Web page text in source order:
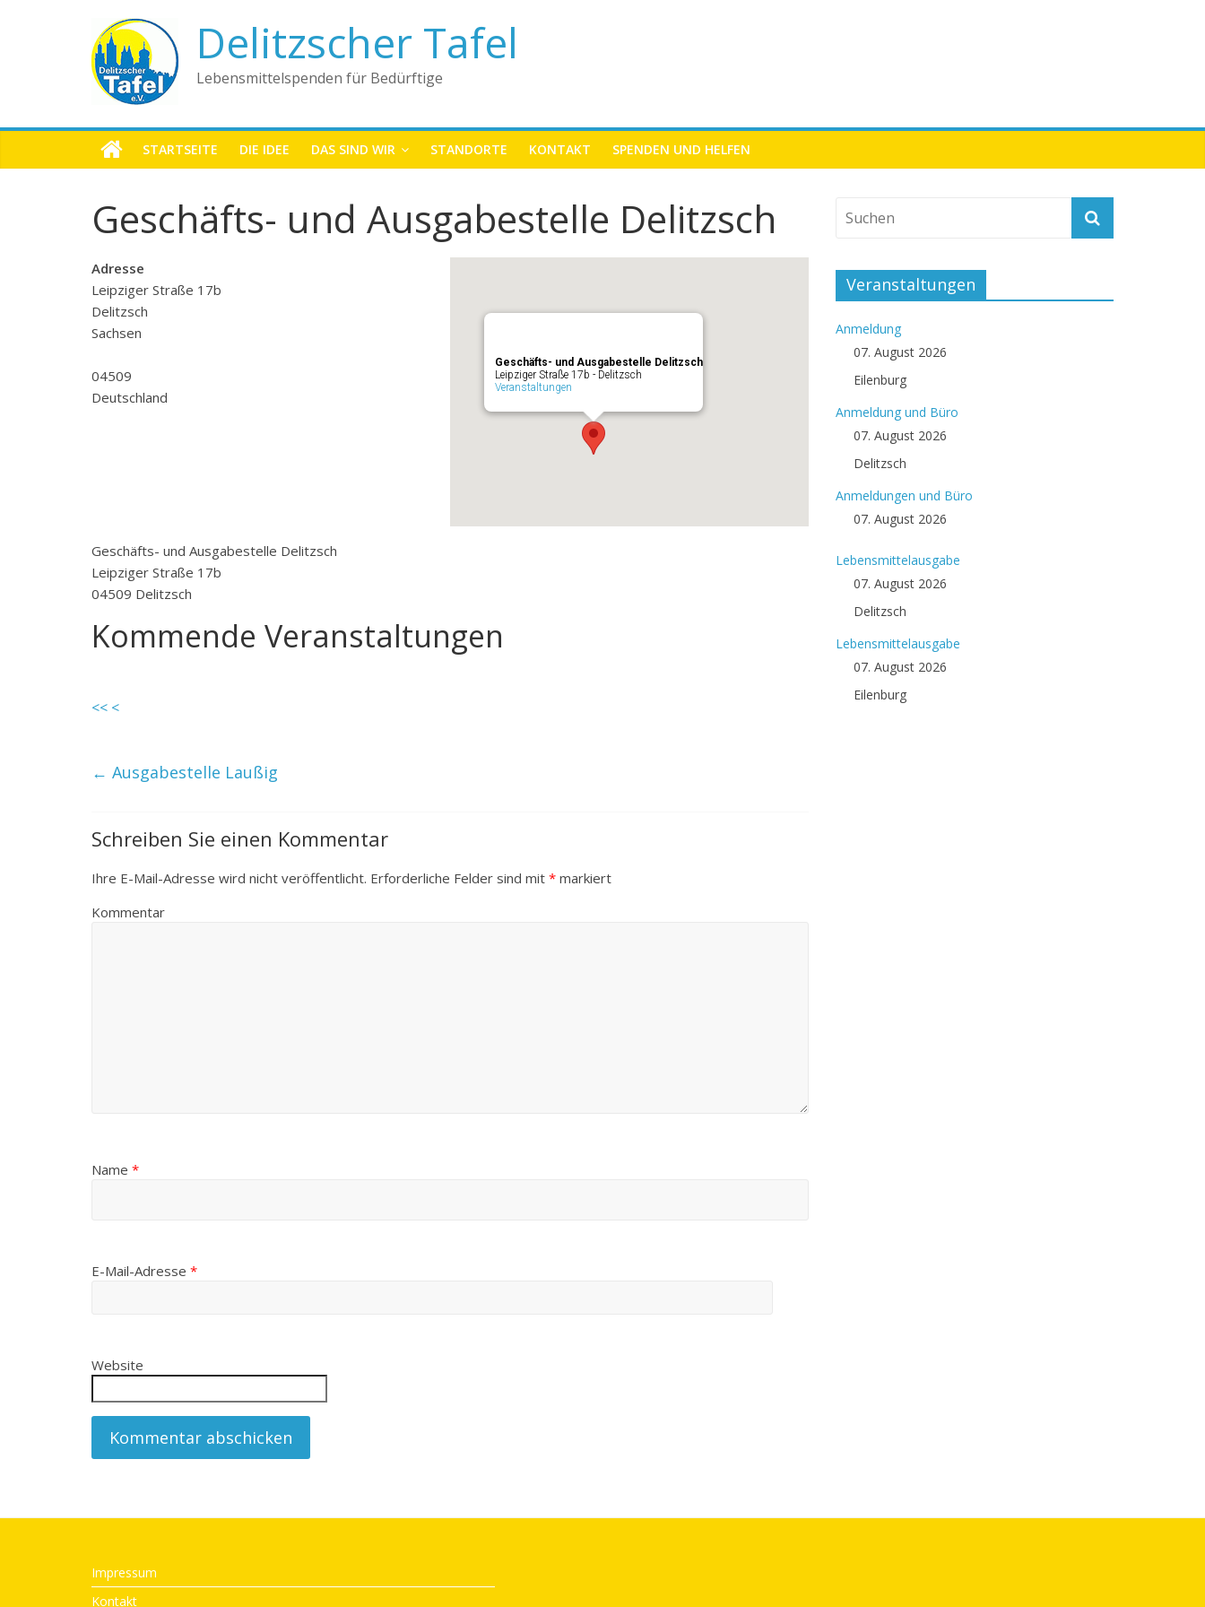
Delitzscher Tafel
Lebensmittelspenden für Bedürftige
STARTSEITE DIE IDEE DAS SIND WIR STANDORTE KONTAKT SPENDEN UND HELFEN
Geschäfts- und Ausgabestelle Delitzsch
Geschäfts- und Ausgabestelle Delitzsch
Leipziger Straße 17b - Delitzsch
Veranstaltungen
Adresse
Leipziger Straße 17b
Delitzsch
Sachsen
04509
Deutschland
Geschäfts- und Ausgabestelle Delitzsch
Leipziger Straße 17b
04509 Delitzsch
Kommende Veranstaltungen
<< <
← Ausgabestelle Laußig
Schreiben Sie einen Kommentar
Ihre E-Mail-Adresse wird nicht veröffentlicht. Erforderliche Felder sind mit * markiert
Kommentar
Name *
E-Mail-Adresse *
Website
Veranstaltungen
Anmeldung
07. August 2026
Eilenburg
Anmeldung und Büro
07. August 2026
Delitzsch
Anmeldungen und Büro
07. August 2026
Lebensmittelausgabe
07. August 2026
Delitzsch
Lebensmittelausgabe
07. August 2026
Eilenburg
Impressum
Kontakt